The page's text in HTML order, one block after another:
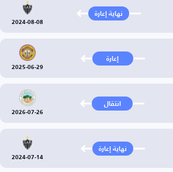
نهاية إعارة
2024-08-08
إعارة
2025-06-29
انتقال
2026-07-26
نهاية إعارة
2024-07-14